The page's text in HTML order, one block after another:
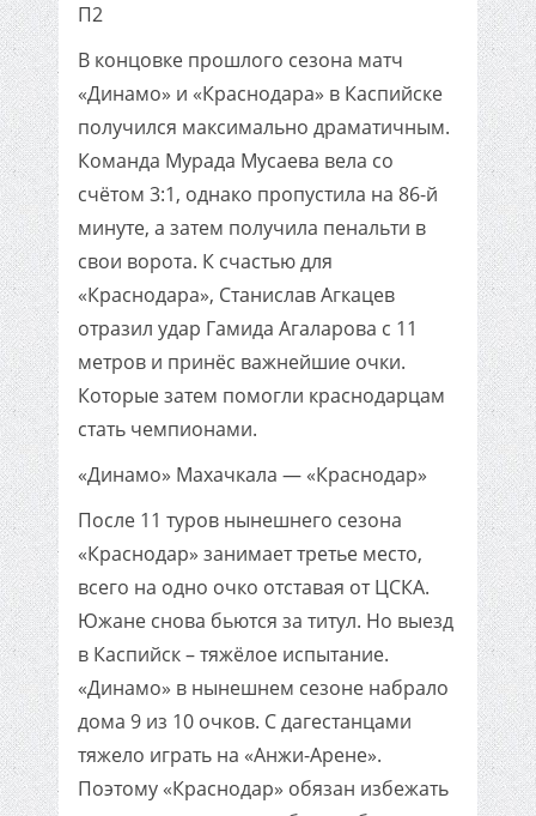
П2
В концовке прошлого сезона матч
«Динамо» и «Краснодара» в Каспийске
получился максимально драматичным.
Команда Мурада Мусаева вела со
счётом 3:1, однако пропустила на 86-й
минуте, а затем получила пенальти в
свои ворота. К счастью для
«Краснодара», Станислав Агкацев
отразил удар Гамида Агаларова с 11
метров и принёс важнейшие очки.
Которые затем помогли краснодарцам
стать чемпионами.
«Динамо» Махачкала — «Краснодар»
После 11 туров нынешнего сезона
«Краснодар» занимает третье место,
всего на одно очко отставая от ЦСКА.
Южане снова бьются за титул. Но выезд
в Каспийск – тяжёлое испытание.
«Динамо» в нынешнем сезоне набрало
дома 9 из 10 очков. С дагестанцами
тяжело играть на «Анжи-Арене».
Поэтому «Краснодар» обязан избежать